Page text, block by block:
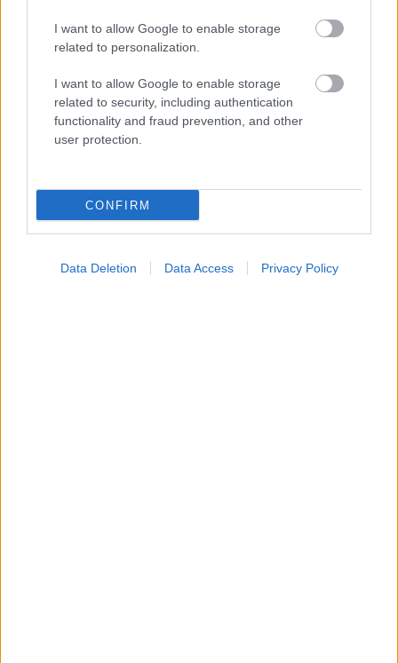
I want to allow Google to enable storage
related to personalization.
I want to allow Google to enable storage
related to security, including authentication
functionality and fraud prevention, and other
user protection.
CONFIRM
Data Deletion Data Access Privacy Policy